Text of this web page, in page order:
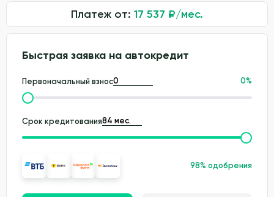
Платеж от: 17 537 ₽/мес.
Быстрая заявка на автокредит
Первоначальный взнос 0%
Срок кредитования
98% одобрения